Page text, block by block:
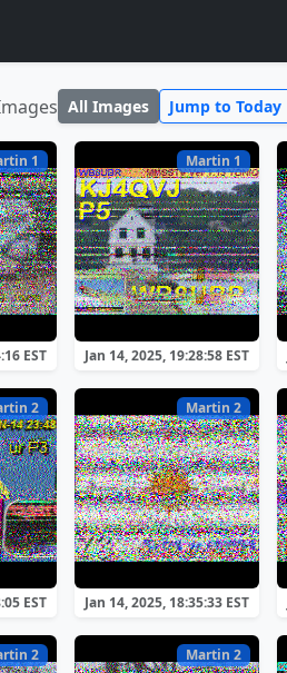
All Images Jump to Today
1
EST
Martin 1
Jan 14, 2025, 19:28:58 EST
2
EST
Martin 2
Jan 14, 2025, 18:35:33 EST
2 Martin 2